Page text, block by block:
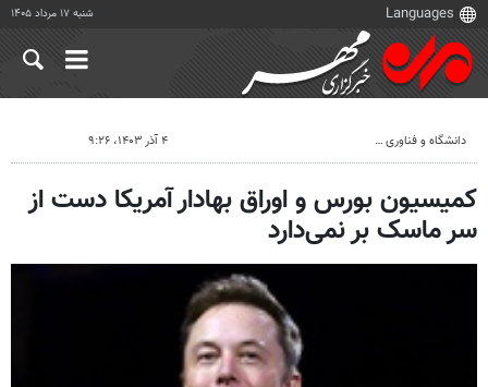
شنبه ۱۷ مرداد ۱۴۰۵
دانشگاه و فناوری ۴ آذر ۱۴۰۳، ۹:۲۶
کمیسیون بورس و اوراق بهادار آمریکا دست از
سر ماسک بر نمی‌دارد